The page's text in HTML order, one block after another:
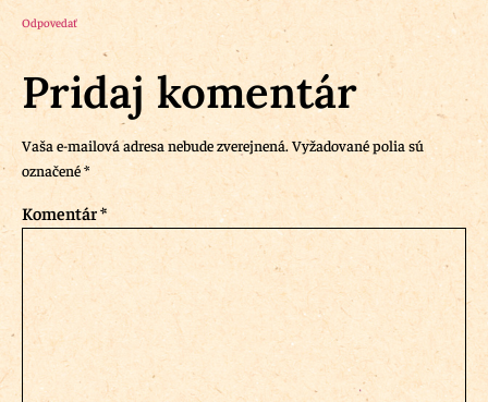
Odpovedať
Pridaj komentár
Vaša e-mailová adresa nebude zverejnená. Vyžadované polia sú
označené*
Komentár*